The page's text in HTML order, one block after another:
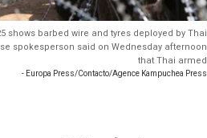
shows barbed wire and tyres deployed by Thai
spokesperson said on Wednesday afternoon
that Thai armed
- Europa Press/Contacto/Agence Kampuchea Press